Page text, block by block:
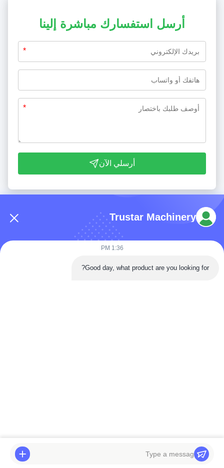
أرسل استفسارك مباشرة إلينا
*
*
أرسلي الآن
هاتف: 86-180-5882-0351
Trustar Machinery
1:36 PM
Good day, what product are you looking for?